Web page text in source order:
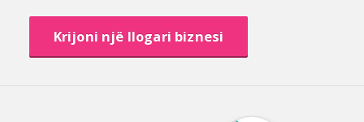
Krijoni një llogari biznesi